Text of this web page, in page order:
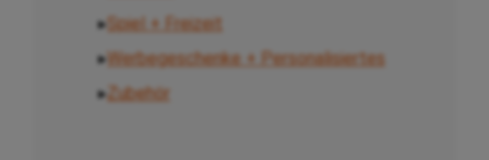
▸ Spiel + Freizeit
▸Werbegeschenke + Personalisiertes
▸Zubehör